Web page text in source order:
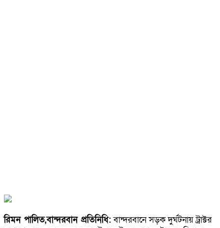
রিমন পালিত,বান্দরবান প্রতিনিধি:বান্দরবানে সড়ক দুর্ঘটনায় ট্রাক্টর